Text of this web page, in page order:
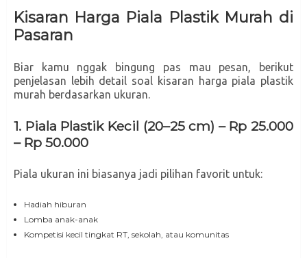
Kisaran Harga Piala Plastik Murah di
Pasaran
Biar kamu nggak bingung pas mau pesan, berikut
penjelasan lebih detail soal kisaran harga piala plastik
murah berdasarkan ukuran.
1. Piala Plastik Kecil (20–25 cm) – Rp 25.000
– Rp 50.000
Piala ukuran ini biasanya jadi pilihan favorit untuk:
Hadiah hiburan
Lomba anak-anak
Kompetisi kecil tingkat RT, sekolah, atau komunitas